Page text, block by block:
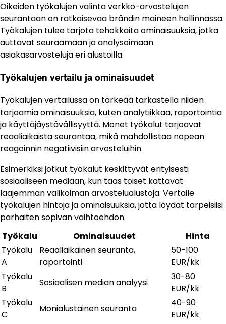
Oikeiden työkalujen valinta verkko-arvostelujen
seurantaan on ratkaisevaa brändin maineen hallinnassa.
Työkalujen tulee tarjota tehokkaita ominaisuuksia, jotka
auttavat seuraamaan ja analysoimaan
asiakasarvosteluja eri alustoilla.
Työkalujen vertailu ja ominaisuudet
Työkalujen vertailussa on tärkeää tarkastella niiden
tarjoamia ominaisuuksia, kuten analytiikkaa, raportointia
ja käyttäjäystävällisyyttä. Monet työkalut tarjoavat
reaaliaikaista seurantaa, mikä mahdollistaa nopean
reagoinnin negatiivisiin arvosteluihin.
Esimerkiksi jotkut työkalut keskittyvät erityisesti
sosiaaliseen mediaan, kun taas toiset kattavat
laajemman valikoiman arvostelualustoja. Vertaile
työkalujen hintoja ja ominaisuuksia, jotta löydät tarpeisiisi
parhaiten sopivan vaihtoehdon.
Työkalu
Ominaisuudet
Hinta
Työkalu
A
Reaaliaikainen seuranta,
raportointi
50-100
EUR/kk
Työkalu
B
Sosiaalisen median analyysi
30-80
EUR/kk
Työkalu
C
Monialustainen seuranta
40-90
EUR/kk